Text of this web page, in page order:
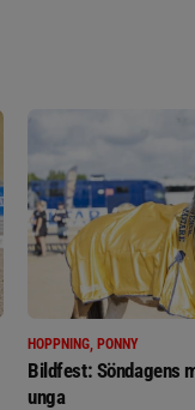
HOPPNING, PONNY
Bildfest: Söndagens
unga